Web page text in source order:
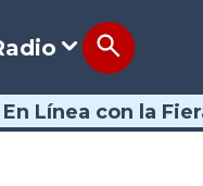
En Línea con la